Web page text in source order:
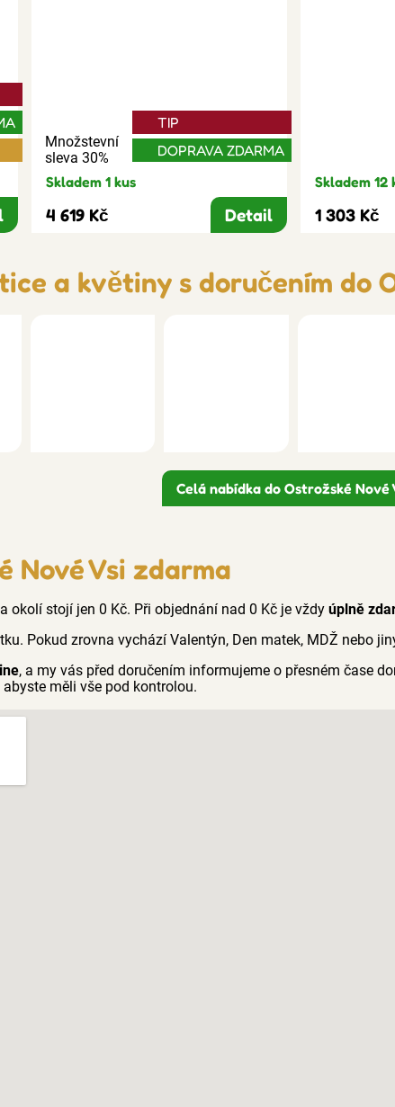
Množstevní
sleva 30%
TIP
DOPRAVA ZDARMA
Skladem 1 kus
4 619 Kč Detail
Skladem 12
1 303 Kč
a květiny s doručením do
Celá nabídka do Ostrožské Nové
Nové Vsi zdarma
okolí stojí jen 0 Kč. Při objednání nad 0 Kč je vždy úplně
Pokud zrovna vychází Valentýn, Den matek, MDŽ nebo
, a my vás před doručením informujeme o přesném čase
měli vše pod kontrolou.